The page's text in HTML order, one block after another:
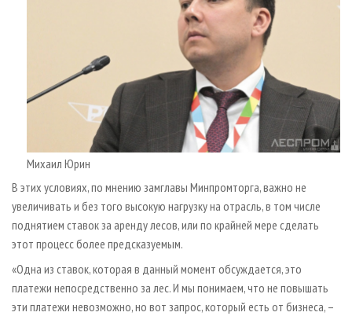
Михаил Юрин
В этих условиях, по мнению замглавы Минпромторга, важно не
увеличивать и без того высокую нагрузку на отрасль, в том числе
поднятием ставок за аренду лесов, или по крайней мере сделать
этот процесс более предсказуемым.
«Одна из ставок, которая в данный момент обсуждается, это
платежи непосредственно за лес. И мы понимаем, что не повышать
эти платежи невозможно, но вот запрос, который есть от бизнеса, –